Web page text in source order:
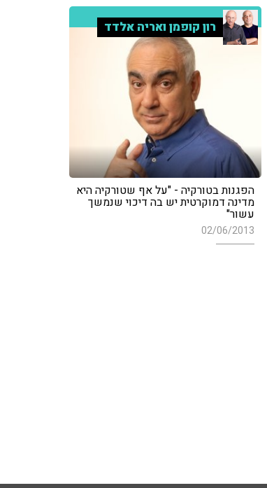
רון קופמן ואריה אלדד
הפגנות בטורקיה - "על אף שטורקיה היא
מדינה דמוקרטית יש בה דיכוי שנמשך
עשור"
02/06/2013